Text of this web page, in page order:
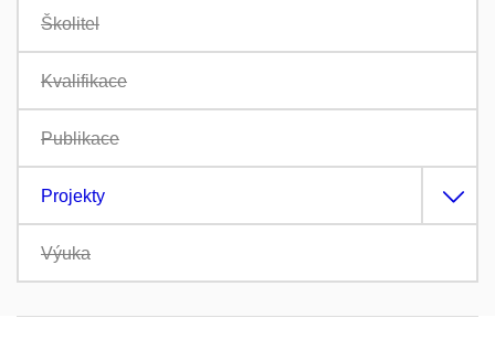
Školitel
Kvalifikace
Publikace
Projekty
Výuka